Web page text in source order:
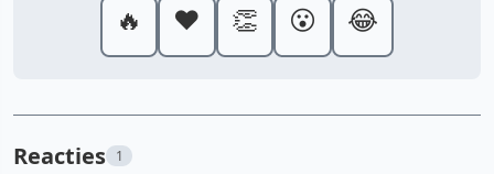
🔥 ❤️ 👏 😮 😂
Reacties 1